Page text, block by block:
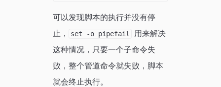
可以发现脚本的执行并没有停
止，
set -o pipefail
用来解决
这种情况，只要一个子命令失
败，整个管道命令就失败，脚本
就会终止执行。